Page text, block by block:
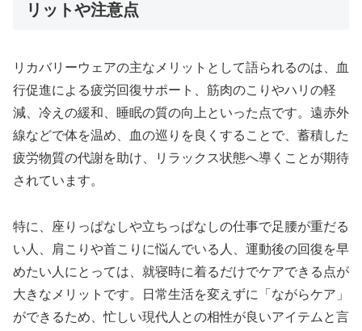
リットや注意点
リカバリーウェアの主なメリットとして語られるのは、血
行促進による疲労回復サポート、筋肉のこりやハリの軽
減、冷えの緩和、睡眠の質の向上といった点です。遠赤外
線などで体を温め、血の巡りを良くすることで、蓄積した
疲労物質の代謝を助け、リラックス状態へ導くことが期待
されています。
特に、座りっぱなしや立ちっぱなしの仕事で足腰が重だる
い人、肩こりや首こりに悩んでいる人、運動後の回復を早
めたい人にとっては、就寝時に着るだけでケアできる点が
大きなメリットです。日常生活を変えずに「ながらケア」
ができるため、忙しい現代人との相性が良いアイテムと言